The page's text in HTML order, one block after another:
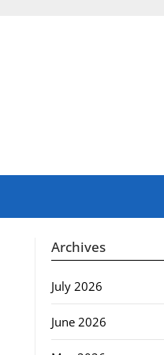
Archives
July 2026
June 2026